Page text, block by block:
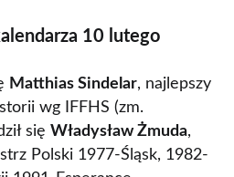
10 lutego
Matthias Sindelar, najlepszy
wg IFFHS (zm.
się Władysław Żmuda,
Polski 1977-Śląsk, 1982-